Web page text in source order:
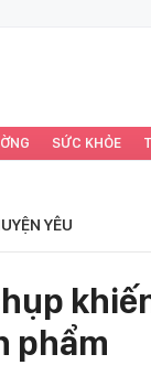
SỨC KHỎE
YÊU
phẩm